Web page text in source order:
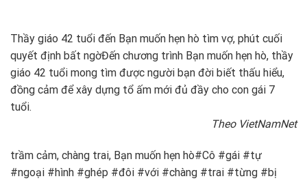
Thầy giáo 42 tuổi đến Bạn muốn hẹn hò tìm vợ, phút cuối
quyết định bất ngờĐến chương trình Bạn muốn hẹn hò, thầy
giáo 42 tuổi mong tìm được người bạn đời biết thấu hiểu,
đồng cảm để xây dựng tổ ấm mới đủ đầy cho con gái 7
tuổi.
Theo VietNamNet
trầm cảm, chàng trai, Bạn muốn hẹn hò#Cô #gái #tự
#ngoại #hình #ghép #đôi #với #chàng #trai #từng #bị